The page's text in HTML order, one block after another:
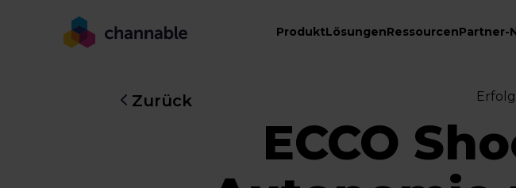
ProduktLösungenRessourcenPartner-
Zurück
ECCO